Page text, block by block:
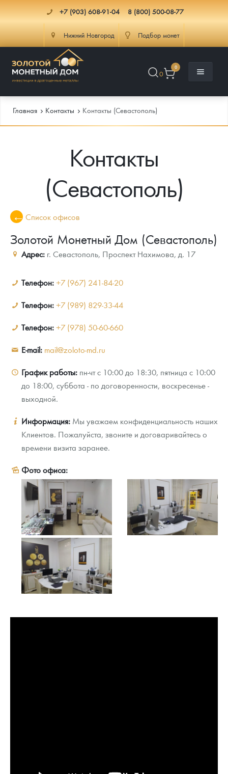
+7 (903) 608-91-04 8 (800) 500-08-77
Нижний Новгород Подбор монет
0
0
Инвестиционные монеты
Монеты Россия и СССР
Иностранные
Памятные и старинные монеты
Памятные монеты России и СССР
Монеты Царской России
Монеты стран мира после 1950г
Монеты и жетоны ЗМД
Георгий Победоносец
Золотой червонец Сеятель
Золотые слитки
Аксессуары
Гарри Поттер
Год Лошади
Флот: ледоколы и корабли
Жетоны "Необыкновенные обитатели глубин"
Ювелирные изделия
Золотая карманная галерея
Наборы подарочных и коллекционных монет
Монеты и жетоны из недрагоценных металлов
Книги по нумизматике
Как сделать заказ
Подлинность монет
Клуб ЗМД
Гарантии
Выкуп монет
Выкуп серебряных монет
Вопрос - ответ
Памятка для работы с монетами из драгметаллов
Условия возврата
Монеты
Политика конфиденциальности
Политика использования Cookies
Положение по обработке и защите персональных данных
Услуги
Подбор монет
Информация
Распродажа монет и жетонов
Новости
Аналитика и события
Итоги 2025 года. Прогноз курсов золота, серебра, платины на
Cтатьи
Георгий Победоносец - динамика цен
Котировки
Курс золота и серебра
Лом выкуп
Скупка слитков
Контакты
О нас
Наши преимущества
Письмо директору
Пресс-служба
Главная Контакты Контакты (Севастополь)
Контакты
(Севастополь)
Список офисов
Золотой Монетный Дом (Севастополь)
Адрес: г. Севастополь, Проспект Нахимова, д. 17
Телефон:+7 (967) 241-84-20
Телефон:+7 (989) 829-33-44
Телефон:+7 (978) 50-60-660
E-mail: mail@zoloto-md.ru
График работы: пн-чт с 10:00 до 18:30, пятница с 10:00
до 18:00, суббота - по договоренности, воскресенье -
выходной.
Информация: Мы уважаем конфиденциальность наших
Клиентов. Пожалуйста, звоните и договаривайтесь о
времени визита заранее.
Фото офиса: